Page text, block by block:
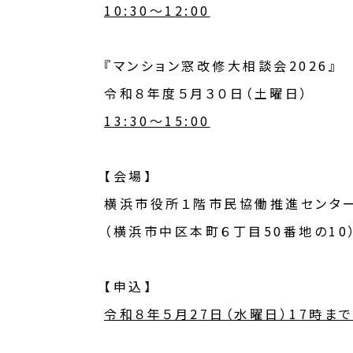
10:30～12:00
『マンション窓改修大相談会2026』
令和８年度５月３０日（土曜日）
13:30～15:00
【会場】
横浜市役所１階市民協働推進センタ
（横浜市中区本町６丁目50番地の10）
【申込】
令和８年５月27日（水曜日）17時まで